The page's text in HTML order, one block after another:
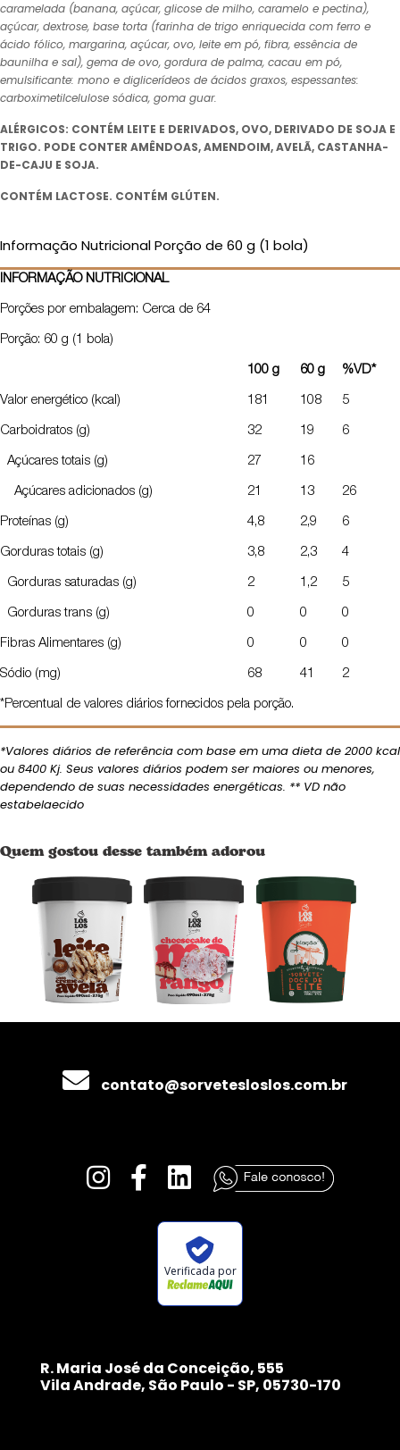
caramelada (banana, açúcar, glicose de milho, caramelo e pectina),
açúcar, dextrose, base torta (farinha de trigo enriquecida com ferro e
ácido fólico, margarina, açúcar, ovo, leite em pó, fibra, essência de
baunilha e sal), gema de ovo, gordura de palma, cacau em pó,
emulsificante: mono e diglicerídeos de ácidos graxos, espessantes:
carboximetilcelulose sódica, goma guar.
ALÉRGICOS: CONTÉM LEITE E DERIVADOS, OVO, DERIVADO DE SOJA E
TRIGO. PODE CONTER AMÊNDOAS, AMENDOIM, AVELÃ, CASTANHA-
DE-CAJU E SOJA.
CONTÉM LACTOSE. CONTÉM GLÚTEN.
Informação Nutricional Porção de 60 g (1 bola)
INFORMAÇÃO NUTRICIONAL
Porções por embalagem: Cerca de 64
Porção: 60 g (1 bola)
100 g 60 g %VD*
Valor energético (kcal) 181 108 5
Carboidratos (g) 32 19 6
Açúcares totais (g) 27 16
Açúcares adicionados (g) 21 13 26
Proteínas (g) 4,8 2,9 6
Gorduras totais (g) 3,8 2,3 4
Gorduras saturadas (g) 2 1,2 5
Gorduras trans (g) 0 0 0
Fibras Alimentares (g) 0 0 0
Sódio (mg) 68 41 2
*Percentual de valores diários fornecidos pela porção.
*Valores diários de referência com base em uma dieta de 2000 kcal
ou 8400 Kj. Seus valores diários podem ser maiores ou menores,
dependendo de suas necessidades energéticas. ** VD não
estabelaecido
Quem gostou desse também adorou
contato@sorvetesloslos.com.br
Verificada por
R. Maria José da Conceição, 555
Vila Andrade, São Paulo - SP, 05730-170